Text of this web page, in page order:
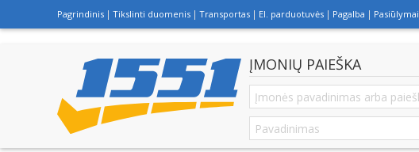
Pagrindinis Tikslinti duomenis Transportas El. parduotuvės Pagalba Pasiūlymai
ĮMONIŲ PAIEŠKA